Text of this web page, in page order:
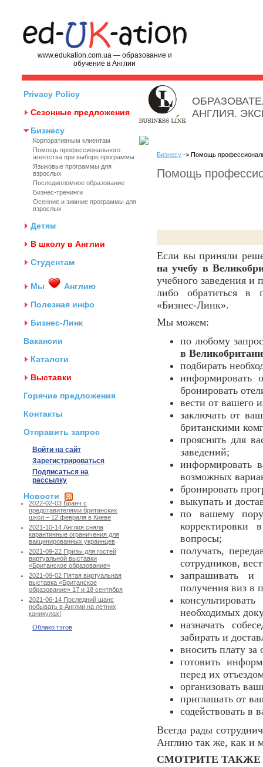
www.edukation.com.ua — образование и
обучение в Англии
Privacy Policy
Сезонные предложения
Бизнесу
Корпоративным клиентам
Помощь профессионального
агентства при выборе программы
Языковые программы для
взрослых
Последипломное образование
Бизнес-тренинги
Осенние и зимние программы для
взрослых
Детям
В школу в Англии
Студентам
Мы
Англию
Полезная инфо
Бизнес-Линк
Вакансии
Каталоги
Выставки
Горячие предложения
Контакты
Отправить запрос
Войти на сайт
Зарегистрироваться
Подписаться на
рассылку
Новости
2022-02-03 Бранч с
представителями британских
школ – 12 февраля в Киеве
2021-10-14 Англия сняла
карантинные ограничения для
вакцинированных украинцев
2021-09-22 Призы для гостей
виртуальной выставки
«Британское образование»
2021-09-02 Пятая виртуальная
выставка «Британское
образование» 17 и 18 сентября
2021-06-14 Последний шанс
побывать в Англии на летних
каникулах!
Облако тэгов
АНГЛИЯ.
Бизнесу -> Помощь
Помощь
Если вы приняли
на учебу в
учебного заведения и
либо обратиться в
«Бизнес-Линк».
Мы можем:
по любому
в
подбирать
информировать
бронировать
вести от вашего
заключать от
британскими
прояснять для
заведений;
информировать
возможных
бронировать
выкупать и
по вашему
корректировки
вопросы;
получать,
сотрудников,
запрашивать и
получения виз в
необходимых
назначать
забирать и
вносить плату
готовить
перед их
организовать
приглашать от
содействовать в
Всегда рады
Англию так же, как и
СМОТРИТЕ ТАКЖЕ